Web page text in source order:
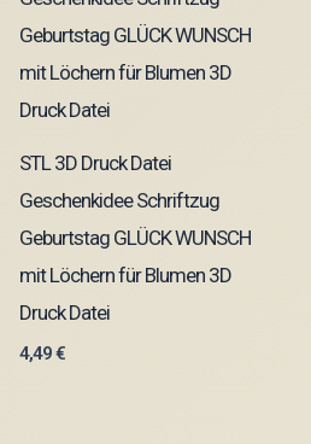
STL 3D Druck Datei
Geschenkidee Schriftzug
Geburtstag GLÜCK WUNSCH
mit Löchern für Blumen 3D
Druck Datei
4,49€